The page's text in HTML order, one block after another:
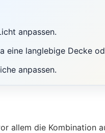
anpassen.
langlebige Decke
anpassen.
allem die Kombination